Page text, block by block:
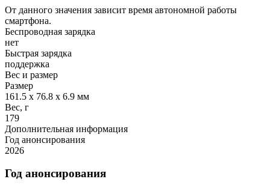
От данного значения зависит время автономной работы
смартфона.
Беспроводная зарядка
нет
Быстрая зарядка
поддержка
Вес и размер
Размер
161.5 x 76.8 x 6.9 мм
Вес, г
179
Дополнительная информация
Год анонсирования
2026
Год анонсирования